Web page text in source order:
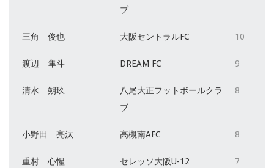
ブ
三角 俊也 大阪セントラルFC 10
渡辺 隼斗 DREAM FC 9
清水 朔玖
八尾大正フットボールクラ
ブ
8
小野田 亮汰 高槻南AFC 8
重村 心惺 セレッソ大阪U-12 7